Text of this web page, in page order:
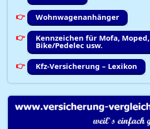
Wohnwagenanhänger
Kennzeichen für Mofa, Moped,
Bike/Pedelec usw.
Kfz-Versicherung – Lexikon